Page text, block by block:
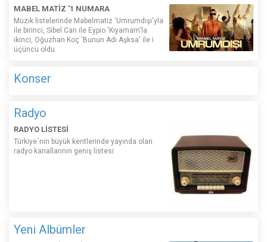
MABEL MATİZ '1 NUMARA
Müzik listelerinde Mabelmatiz ‘Umrumdışı'yla
ile birinci, Sibel Can ile Eypio 'Kıyamam'la
ikinci, Oğuzhan Koç 'Bunun Adı Aşksa' ile i
üçüncü oldu.
Konser
Radyo
RADYO LİSTESİ
Türkiye´nin büyük kentlerinde yayında olan
radyo kanallarının geniş listesi
Yeni Albümler